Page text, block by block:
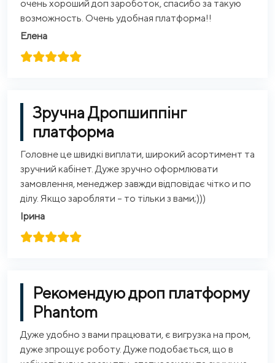
очень хороший доп зароботок, спасибо за такую
возможность. Очень удобная платформа!!
Елена
Зручна Дропшиппінг
платформа
Головне це швидкі виплати, широкий асортимент та
зручний кабінет. Дуже зручно оформлювати
замовлення, менеджер завжди відповідає чітко и по
ділу. Якщо заробляти – то тільки з вами;)))
Ірина
Рекомендую дроп платформу
Phantom
Дуже удобно з вами працювати, є вигрузка на пром,
дуже зпрощує роботу. Дуже подобається, що в